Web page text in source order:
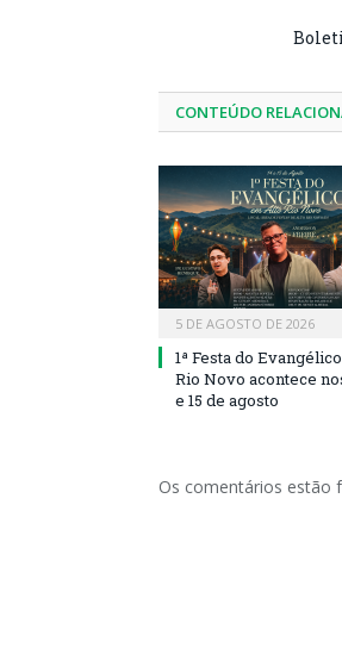
CONTEÚDO
5 DE AGOSTO DE 2026
1ª Festa do
Rio Novo acontece
e 15 de agosto
Os comentários estão